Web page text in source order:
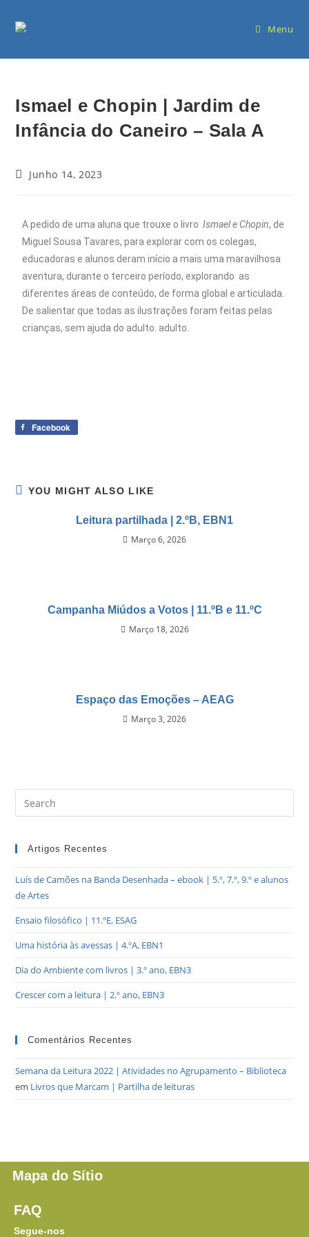
Menu
Ismael e Chopin | Jardim de
Infância do Caneiro – Sala A
Junho 14, 2023
A pedido de uma aluna que trouxe o livro Ismael e Chopin, de
Miguel Sousa Tavares, para explorar com os colegas,
educadoras e alunos deram início a mais uma maravilhosa
aventura, durante o terceiro período, explorando as
diferentes áreas de conteúdo, de forma global e articulada.
De salientar que todas as ilustrações foram feitas pelas
crianças, sem ajuda do adulto. adulto.
Facebook
YOU MIGHT ALSO LIKE
Leitura partilhada | 2.ºB, EBN1
Março 6, 2026
Campanha Miúdos a Votos | 11.ºB e 11.ºC
Março 18, 2026
Espaço das Emoções – AEAG
Março 3, 2026
Artigos Recentes
Luís de Camões na Banda Desenhada – ebook | 5.º, 7.º, 9.º e alunos
de Artes
Ensaio filosófico | 11.ºE, ESAG
Uma história às avessas | 4.ºA, EBN1
Dia do Ambiente com livros | 3.º ano, EBN3
Crescer com a leitura | 2.º ano, EBN3
Comentários Recentes
Semana da Leitura 2022 | Atividades no Agrupamento – Biblioteca
em Livros que Marcam | Partilha de leituras
Mapa do Sítio
FAQ
Segue-nos